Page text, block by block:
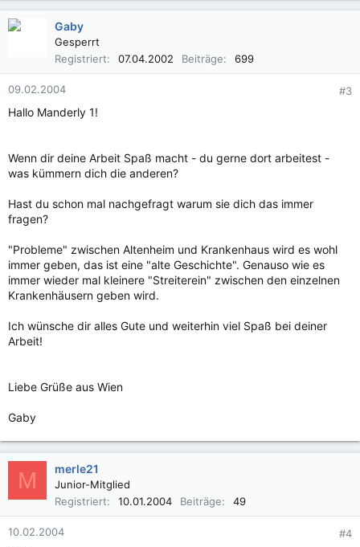
Gaby
Gesperrt
Registriert
07.04.2002 Beiträge 699
09.02.2004 #3
Hallo Manderly 1!
Wenn dir deine Arbeit Spaß macht - du gerne dort arbeitest -
was kümmern dich die anderen?
Hast du schon mal nachgefragt warum sie dich das immer
fragen?
"Probleme" zwischen Altenheim und Krankenhaus wird es wohl
immer geben, das ist eine "alte Geschichte". Genauso wie es
immer wieder mal kleinere "Streiterein" zwischen den einzelnen
Krankenhäusern geben wird.
Ich wünsche dir alles Gute und weiterhin viel Spaß bei deiner
Arbeit!
Liebe Grüße aus Wien
Gaby
M merle21
Junior-Mitglied
Registriert
10.01.2004 Beiträge 49
10.02.2004 #4